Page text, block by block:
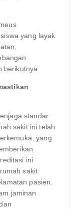
yang layak
berikutnya.
standar
sakit ini telah
yang
ini
sakit
pasien.
jaminan